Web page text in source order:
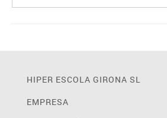
HIPER ESCOLA GIRONA SL
EMPRESA